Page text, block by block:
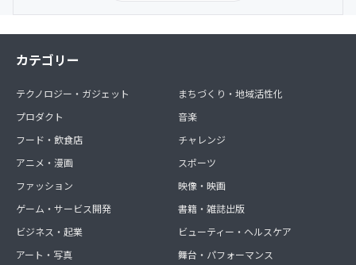
カテゴリー
テクノロジー・ガジェット
プロダクト
フード・飲食店
アニメ・漫画
ファッション
ゲーム・サービス開発
ビジネス・起業
アート・写真
まちづくり・地域活性化
音楽
チャレンジ
スポーツ
映像・映画
書籍・雑誌出版
ビューティー・ヘルスケア
舞台・パフォーマンス